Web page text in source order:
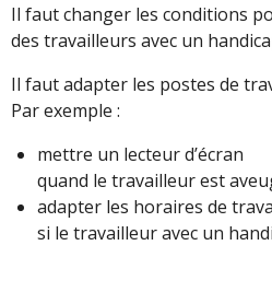
Il faut changer les conditions
des travailleurs avec un
Il faut adapter les postes de
Par exemple :
mettre un lecteur d’écran
quand le travailleur est
adapter les horaires de
si le travailleur avec un